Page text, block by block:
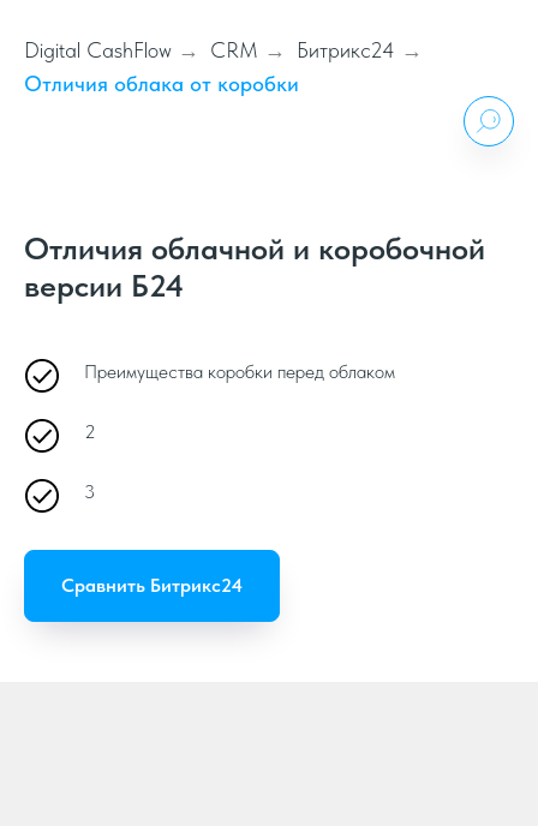
Digital CashFlow → CRM → Битрикс24 →
Отличия облака от коробки
Отличия облачной и коробочной
версии Б24
Преимущества коробки перед облаком
2
3
Сравнить Битрикс24